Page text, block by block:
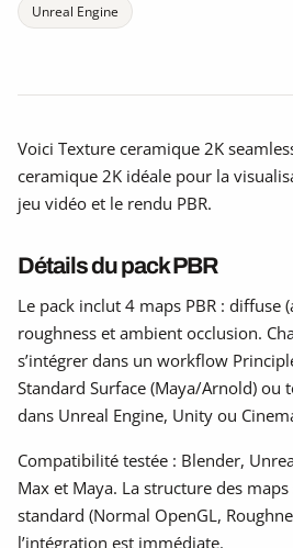
Unreal Engine
Voici Texture ceramique 2K
ceramique 2K idéale pour la
jeu vidéo et le rendu PBR.
Détails du pack PBR
Le pack inclut 4 maps PBR : diffuse
roughness et ambient occlusion.
s’intégrer dans un workflow
Standard Surface (Maya/Arnold) ou
dans Unreal Engine, Unity ou
Compatibilité testée : Blender,
Max et Maya. La structure des
standard (Normal OpenGL,
l’intégration est immédiate.